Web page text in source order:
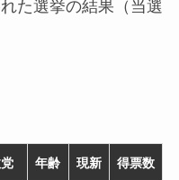
た選挙の結果（当選
年齢 現新 得票数